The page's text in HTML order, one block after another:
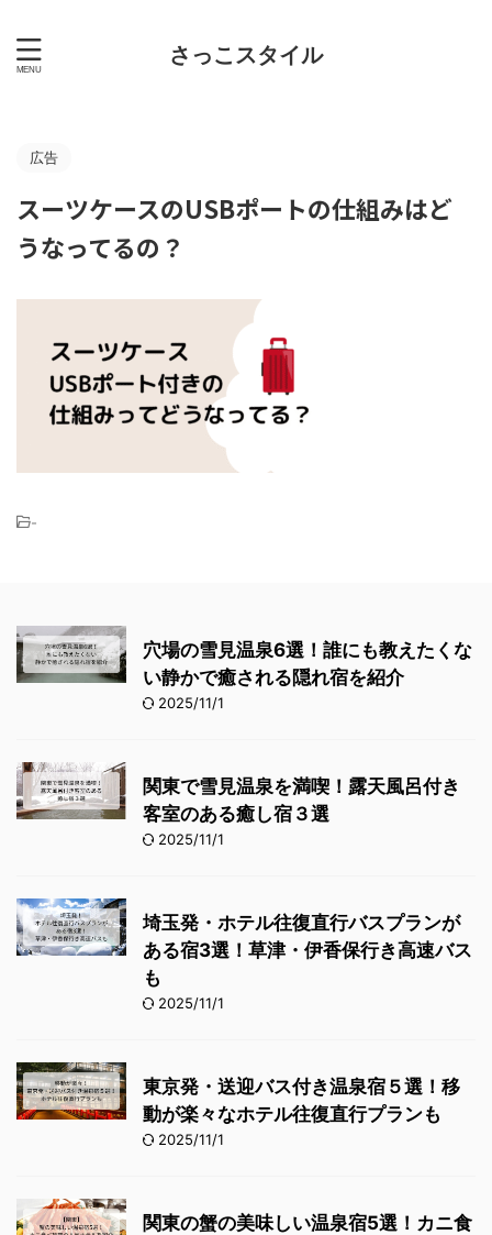
さっこスタイル
広告
スーツケースのUSBポートの仕組みはど
うなってるの？
-
穴場の雪見温泉6選！誰にも教えたくな
い静かで癒される隠れ宿を紹介
2025/11/1
関東で雪見温泉を満喫！露天風呂付き
客室のある癒し宿３選
2025/11/1
埼玉発・ホテル往復直行バスプランが
ある宿3選！草津・伊香保行き高速バス
も
2025/11/1
東京発・送迎バス付き温泉宿５選！移
動が楽々なホテル往復直行プランも
2025/11/1
関東の蟹の美味しい温泉宿5選！カニ食